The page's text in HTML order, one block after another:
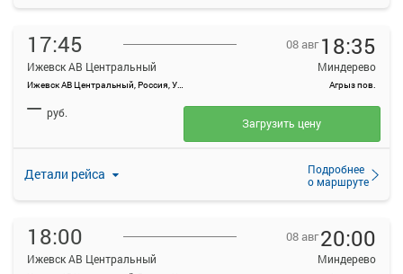
17:45
Ижевск АВ Центральный
Ижевск АВ Центральный, Россия, Удмуртская Республика, Ижевск, Красноармейская ул, 134А
08 авг 18:35
Миндерево
Агрыз пов.
Детали рейса
Подробнее
о маршруте
— руб.
Загрузить цену
18:00
Ижевск АВ Центральный
08 авг20:00
Миндерево